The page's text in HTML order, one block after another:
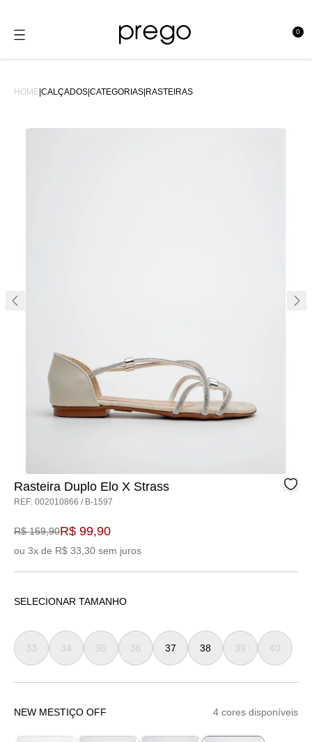
0
HOME|CALÇADOS|CATEGORIAS|RASTEIRAS
Rasteira Duplo Elo X Strass
REF: 002010866 / B-1597
R$ 159,90R$ 99,90
ou 3x de R$ 33,30 sem juros
SELECIONAR TAMANHO
33 34 35 36 37 38 39 40
NEW MESTIÇO OFF 4 cores disponíveis